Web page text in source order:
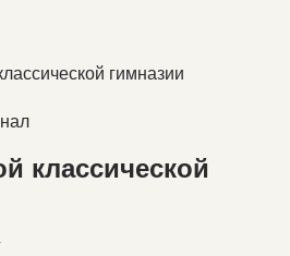
гимназии
классической